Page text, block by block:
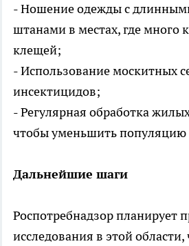
- Ношение одежды с
штанами в местах, где много
клещей;
- Использование москитных
инсектицидов;
- Регулярная обработка
чтобы уменьшить популяцию
Дальнейшие шаги
Роспотребнадзор планирует
исследования в этой